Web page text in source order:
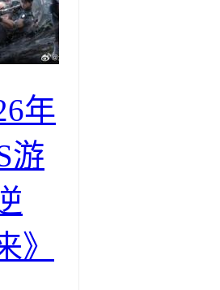
年
游
》